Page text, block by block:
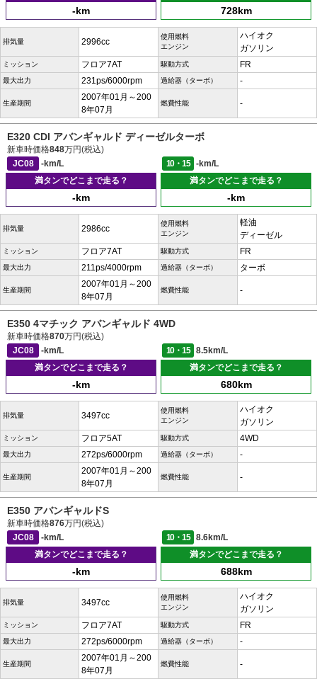
-km 728km
排気量 2996cc
使用燃料
エンジン
ハイオク
ガソリン
ミッション フロア7AT 駆動方式 FR
最大出力 231ps/6000rpm 過給器（ターボ） -
生産期間
2007年01月～200
8年07月
燃費性能 -
E320 CDI アバンギャルド ディーゼルターボ
新車時価格848万円(税込)
JC08
-km/L 10・15
-km/L
満タンでどこまで走る？
-km
満タンでどこまで走る？
-km
排気量 2986cc
使用燃料
エンジン
軽油
ディーゼル
ミッション フロア7AT 駆動方式 FR
最大出力 211ps/4000rpm 過給器（ターボ） ターボ
生産期間
2007年01月～200
8年07月
燃費性能 -
E350 4マチック アバンギャルド 4WD
新車時価格870万円(税込)
JC08
-km/L 10・15
8.5km/L
満タンでどこまで走る？
-km
満タンでどこまで走る？
680km
排気量 3497cc
使用燃料
エンジン
ハイオク
ガソリン
ミッション フロア5AT 駆動方式 4WD
最大出力 272ps/6000rpm 過給器（ターボ） -
生産期間
2007年01月～200
8年07月
燃費性能 -
E350 アバンギャルドS
新車時価格876万円(税込)
JC08
-km/L 10・15
8.6km/L
満タンでどこまで走る？
-km
満タンでどこまで走る？
688km
排気量 3497cc
使用燃料
エンジン
ハイオク
ガソリン
ミッション フロア7AT 駆動方式 FR
最大出力 272ps/6000rpm 過給器（ターボ） -
生産期間
2007年01月～200
8年07月
燃費性能 -